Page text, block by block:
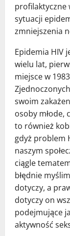
profilaktyczne
sytuacji
zmniejszenia
Epidemia HIV
wielu lat,
miejsce w
swoim
osoby młode,
to również
gdyż problem
naszym
ciągle
błędnie
dotyczy, a
dotyczy on
podejmujące
aktywność